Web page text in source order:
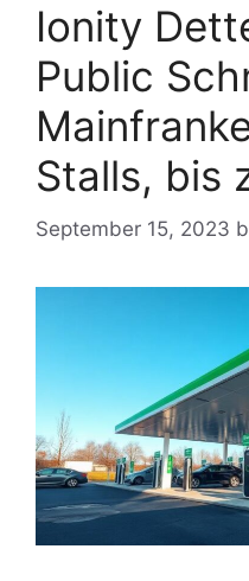
Ionity
Public
Stalls, bis
September 15, 2023